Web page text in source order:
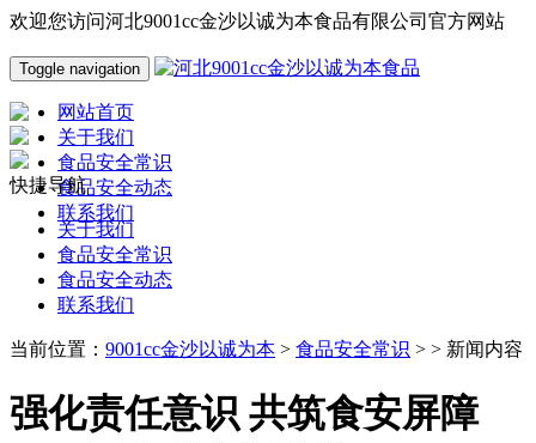
欢迎您访问河北9001cc金沙以诚为本食品有限公司官方网站
Toggle navigation
网站首页
关于我们
食品安全常识
食品安全动态
联系我们
快捷导航
关于我们
食品安全常识
食品安全动态
联系我们
当前位置： 9001cc金沙以诚为本 > 食品安全常识 > > 新闻内容
强化责任意识 共筑食安屏障